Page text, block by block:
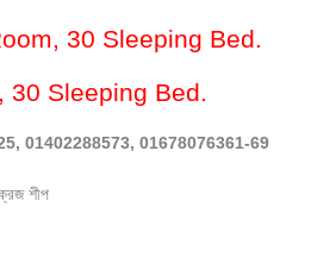
30 Sleeping Bed.
30 Sleeping Bed.
01402288573, 01678076361-69
ক্রজ শীপ